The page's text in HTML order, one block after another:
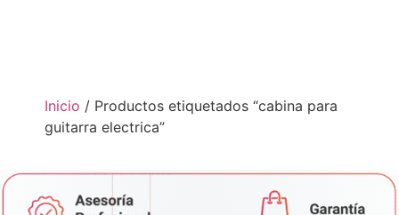
Inicio / Productos etiquetados “cabina para
guitarra electrica”